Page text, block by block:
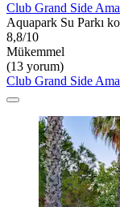
Club Grand Side
Aquapark Su Parkı
8,8/10
Mükemmel
(13 yorum)
Club Grand Side